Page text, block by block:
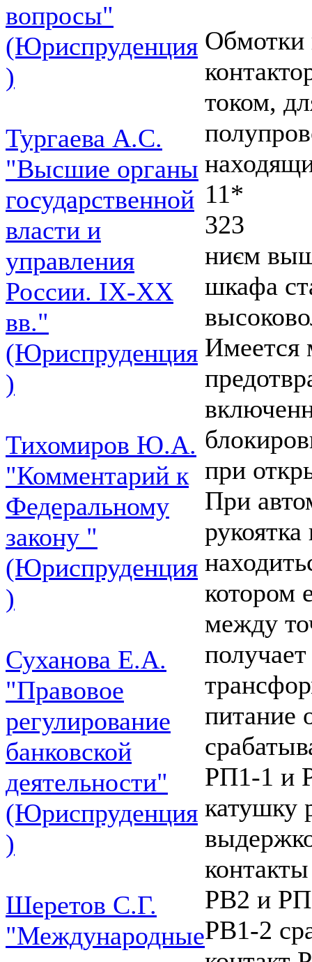
вопросы"
(Юриспруденция
)
Тургаева А.С.
"Высшие органы
государственной
власти и
управления
России. IХ-ХХ
вв."
(Юриспруденция
)
Тихомиров Ю.А.
"Комментарий к
Федеральному
закону "
(Юриспруденция
)
Суханова Е.А.
"Правовое
регулирование
банковской
деятельности"
(Юриспруденция
)
Шеретов С.Г.
"Международные
Обмотки
током,
11*
323
ниєм
шкафа
Имеется
при
При
котором
между
питание
РП1-1 и
катушку
РВ2 и
РВ1-2